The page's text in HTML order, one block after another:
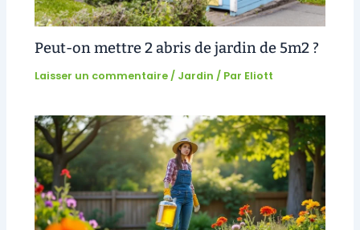
Peut-on mettre 2 abris de jardin de 5m2 ?
Laisser un commentaire / Jardin / Par Eliott